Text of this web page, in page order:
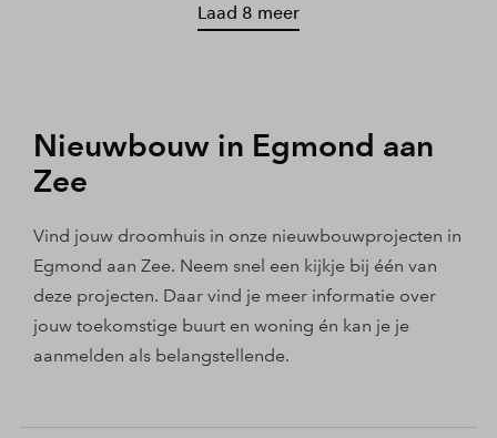
Laad 8 meer
Nieuwbouw in Egmond aan
Zee
Vind jouw droomhuis in onze nieuwbouwprojecten in
Egmond aan Zee. Neem snel een kijkje bij één van
deze projecten. Daar vind je meer informatie over
jouw toekomstige buurt en woning én kan je je
aanmelden als belangstellende.